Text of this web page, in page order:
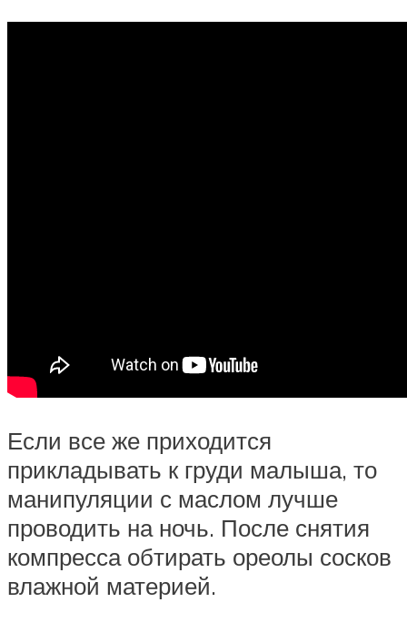
Если все же приходится
прикладывать к груди малыша, то
манипуляции с маслом лучше
проводить на ночь. После снятия
компресса обтирать ореолы сосков
влажной материей.